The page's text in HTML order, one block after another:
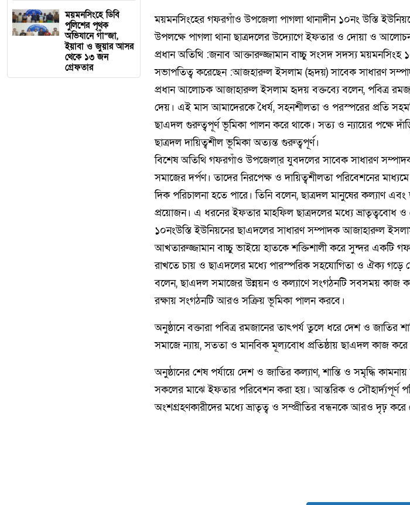
ময়মনসিংহে ডিবি
পুলিশের পৃথক
অভিযানে গাঁ”জা,
ইয়াবা ও জুয়ার আসর
থেকে ১৩ জন
গ্রেফতার
ময়মনসিংহের গফরগাঁও উপজেলা পাগলা থানাদীন ১০নং উস্তি
উপলক্ষে পাগলা থানা ছাত্রদলের উদ্যোগে ইফতার ও দোয়া ও
প্রধান অতিথি :জনাব আক্তারুজ্জামান বাচ্চু সংসদ সদস্য ময়মনসিংহ
সভাপতিত্ব করেছেন :আজহারুল ইসলাম (হৃদয়) সাবেক সাধারণ
প্রধান আলোচক আজাহারুল ইসলাম হৃদয় বক্তব্যে বলেন, পবিত্র
দেয়। এই মাস আমাদেরকে ধৈর্য, সহনশীলতা ও পরস্পরের প্রতি
ছাএদল গুরুত্বপূর্ণ ভূমিকা পালন করে থাকে। সত্য ও ন্যায়ের পক্ষে
ছাত্রদল দায়িত্বশীল ভূমিকা অত্যন্ত গুরুত্বপূর্ণ।
বিশেষ অতিথি গফরগাঁও উপজেলা্র যুবদলের সাবেক সাধারণ
সমাজের দর্পণ। তাদের নিরপেক্ষ ও দায়িত্বশীলতা পরিবেশনের
দিক পরিচালনা হতে পারে। তিনি বলেন, ছাত্রদল মানুষের কল্যাণ
প্রয়োজন। এ ধরনের ইফতার মাহফিল ছাত্রদলের মধ্যে ভ্রাতৃত্ববোধ ও
১০নংউস্তি ইউনিয়নের ছাএদলের সাধারণ সম্পাদক আজাহারুল
আখতারুজ্জামান বাচ্চু ভাইয়ে হাতকে শক্তিশালী করে সুন্দর একটি
রাখতে চায় ও ছাএদলের মধ্যে পারস্পরিক সহযোগিতা ও ঐক্য গড়ে
বলেন, ছাএদল সমাজের উন্নয়ন ও কল্যাণে সংগঠনটি সবসময় কাজ
রক্ষায় সংগঠনটি আরও সক্রিয় ভূমিকা পালন করবে।
অনুষ্ঠানে বক্তারা পবিত্র রমজানের তাৎপর্য তুলে ধরে দেশ ও জাতির
সমাজে ন্যায়, সততা ও মানবিক মূল্যবোধ প্রতিষ্ঠায় ছাএদল কাজ করে
অনুষ্ঠানের শেষ পর্যায়ে দেশ ও জাতির কল্যাণ, শান্তি ও সমৃদ্ধি
সকলের মাঝে ইফতার পরিবেশন করা হয়। আন্তরিক ও সৌহার্দ্যপূর্ণ
অংশগ্রহণকারীদের মধ্যে ভ্রাতৃত্ব ও সম্প্রীতির বন্ধনকে আরও দৃঢ়